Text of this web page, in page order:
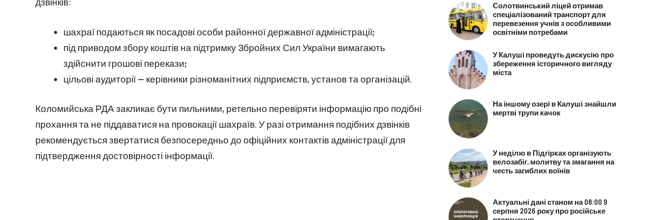
шахраї подаються як посадові особи районної державної адміністрації;
під приводом збору коштів на підтримку Збройних Сил України вимагають
здійснити грошові перекази;
цільові аудиторії — керівники різноманітних підприємств, установ та організацій.
Коломийська РДА закликає бути пильними, ретельно перевіряти інформацію про подібні
прохання та не піддаватися на провокації шахраїв. У разі отримання подібних дзвінків
рекомендується звертатися безпосередньо до офіційних контактів адміністрації для
підтвердження достовірності інформації.
Солотвинський ліцей отримав
спеціалізований транспорт для
перевезення учнів з особливими
освітніми потребами
У Калуші проведуть дискусію про
збереження історичного вигляду
міста
На іншому озері в Калуші знайшли
мертві трупи качок
У неділю в Підгірках організують
велозабіг, молитву та змагання на
честь загиблих воїнів
Актуальні дані станом на 08:00 9
серпня 2026 року про російське